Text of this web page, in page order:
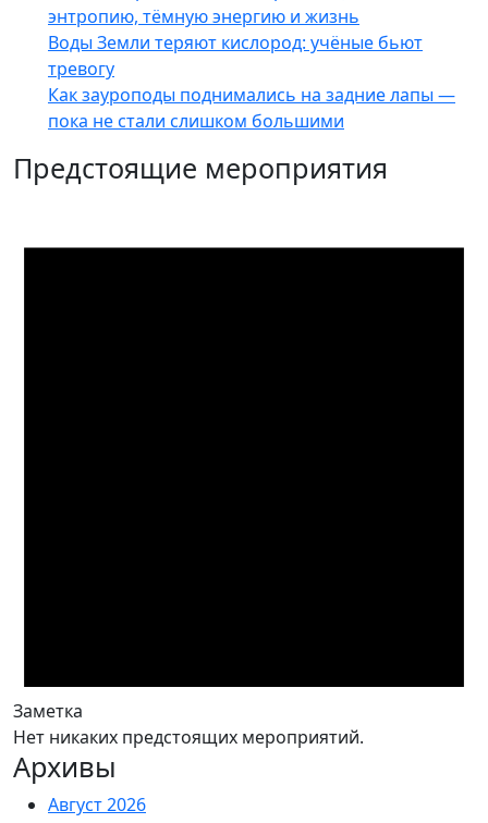
энтропию, тёмную энергию и жизнь
Воды Земли теряют кислород: учёные бьют
тревогу
Как зауроподы поднимались на задние лапы —
пока не стали слишком большими
Предстоящие мероприятия
Заметка
Нет никаких предстоящих мероприятий.
Архивы
Август 2026